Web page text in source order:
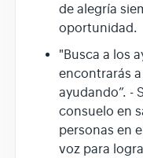
de alegría
oportunidad.
"Busca a los
encontrarás
ayudando”. -
consuelo en
personas en
voz para